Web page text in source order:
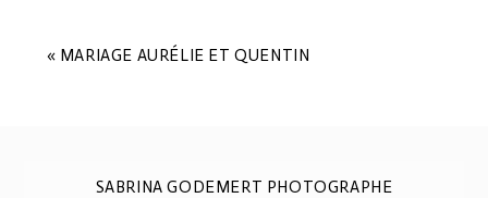
Les champs marqués sont requis *
« MARIAGE AURÉLIE ET QUENTIN
SABRINA GODEMERT PHOTOGRAPHE